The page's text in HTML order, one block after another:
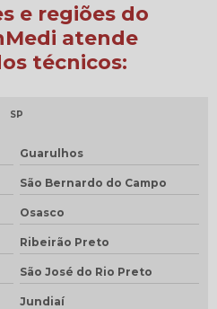
e regiões do
atende
técnicos:
SP
Guarulhos
São Bernardo do Campo
Osasco
Ribeirão Preto
São José do Rio Preto
Jundiaí